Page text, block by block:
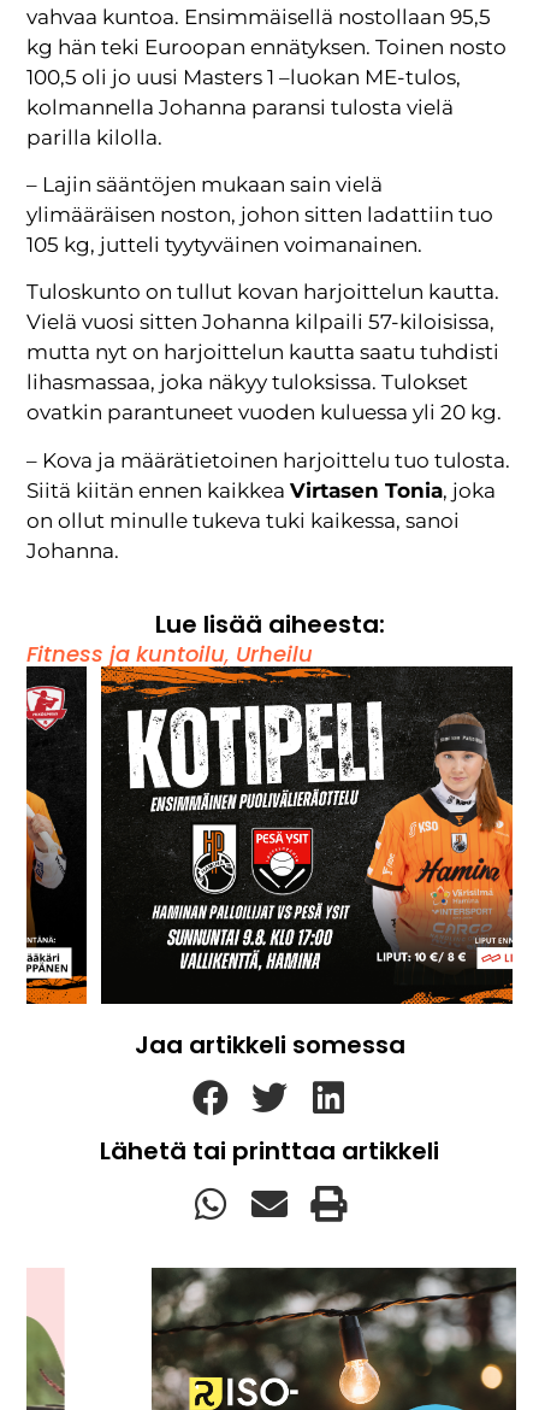
vahvaa kuntoa. Ensimmäisellä nostollaan 95,5
kg hän teki Euroopan ennätyksen. Toinen nosto
100,5 oli jo uusi Masters 1 –luokan ME-tulos,
kolmannella Johanna paransi tulosta vielä
parilla kilolla.
– Lajin sääntöjen mukaan sain vielä
ylimääräisen noston, johon sitten ladattiin tuo
105 kg, jutteli tyytyväinen voimanainen.
Tuloskunto on tullut kovan harjoittelun kautta.
Vielä vuosi sitten Johanna kilpaili 57-kiloisissa,
mutta nyt on harjoittelun kautta saatu tuhdisti
lihasmassaa, joka näkyy tuloksissa. Tulokset
ovatkin parantuneet vuoden kuluessa yli 20 kg.
– Kova ja määrätietoinen harjoittelu tuo tulosta.
Siitä kiitän ennen kaikkeaVirtasen Tonia, joka
on ollut minulle tukeva tuki kaikessa, sanoi
Johanna.
Lue lisää aiheesta:
Fitness ja kuntoilu, Urheilu
Jaa artikkeli somessa
Lähetä tai printtaa artikkeli